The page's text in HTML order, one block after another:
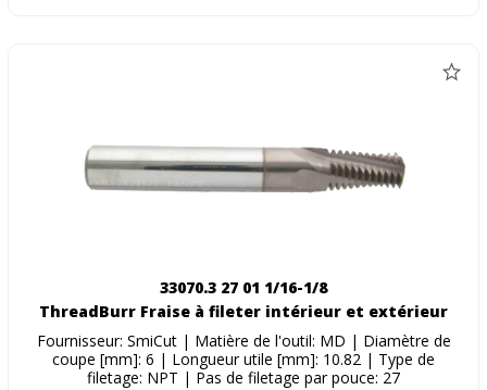
33070.3 27 01 1/16-1/8
ThreadBurr Fraise à fileter intérieur et extérieur
Fournisseur: SmiCut | Matière de l'outil: MD | Diamètre de
coupe [mm]: 6 | Longueur utile [mm]: 10.82 | Type de
filetage: NPT | Pas de filetage par pouce: 27